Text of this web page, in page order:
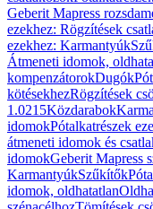
Geberit Mapress
ezekhez: Rögzítések
ezekhez: Karmantyúk
Átmeneti idomok,
kompenzátorokDugók
kötésekhezRögzítések
1.0215Közdarabok
idomokPótalkatrészek
átmeneti idomok és
idomokGeberit Mapress
KarmantyúkSzűkítők
idomok, oldhatatlan